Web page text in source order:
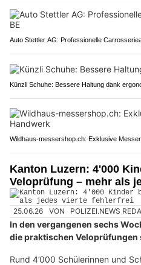
Auto Stettler AG: Professionelle
Künzli Schuhe: Bessere Haltung dank
Wildhaus-messershop.ch: Exklusive
Kanton Luzern: 4'000
Veloprüfung – mehr als
25.06.26 VON POLIZEI.NEWS
In den vergangenen sechs
die praktischen Veloprüfungen
Rund 4’000 Schülerinnen und